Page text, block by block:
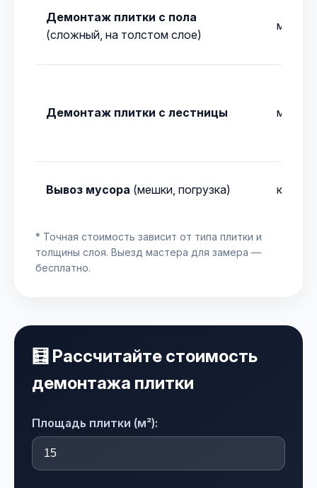
Демонтаж плитки с пола
(сложный, на толстом слое)
м²
Демонтаж плитки с лестницы м²
Вывоз мусора (мешки, погрузка) компл.
* Точная стоимость зависит от типа плитки и
толщины слоя. Выезд мастера для замера —
бесплатно.
🧮 Рассчитайте стоимость
демонтажа плитки
Площадь плитки (м²):